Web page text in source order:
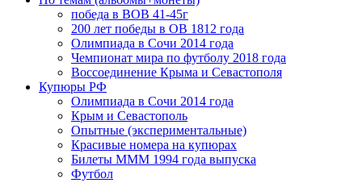
победа в ВОВ 41-45г
200 лет победы в ОВ 1812 года
Олимпиада в Сочи 2014 года
Чемпионат мира по футболу 2018 года
Воссоединение Крыма и Севастополя
Купюры РФ
Олимпиада в Сочи 2014 года
Крым и Севастополь
Опытные (экспериментальные)
Красивые номера на купюрах
Билеты МММ 1994 года выпуска
Футбол